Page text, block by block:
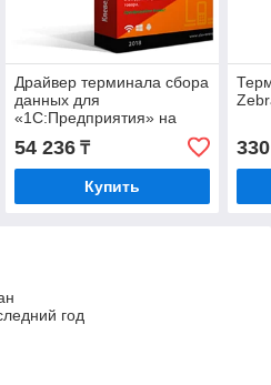
Драйвер терминала сбора
данных для
«1С:Предприятия» на
основе Mobile SMARTS
54 236₸
Купить
год